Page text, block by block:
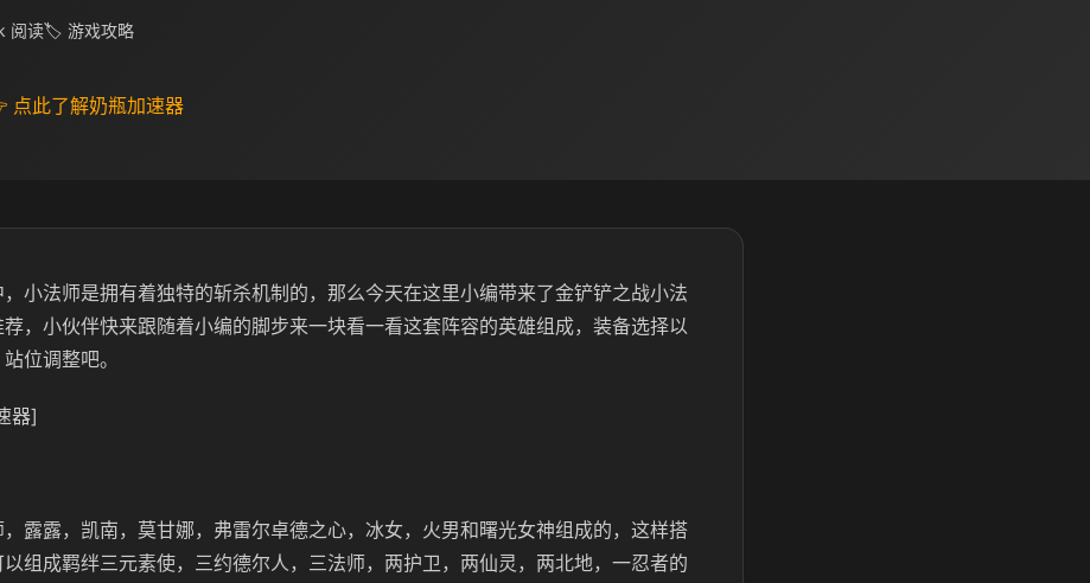
阅读🏷 游戏攻略
点此了解奶瓶加速器
小法师是拥有着独特的斩杀机制的，那么今天在这里小编带来了金铲铲之战小法
，小伙伴快来跟随着小编的脚步来一块看一看这套阵容的英雄组成，装备选择以
位调整吧。
器]
，露露，凯南，莫甘娜，弗雷尔卓德之心，冰女，火男和曙光女神组成的，这样搭
组成羁绊三元素使，三约德尔人，三法师，两护卫，两仙灵，两北地，一忍者的